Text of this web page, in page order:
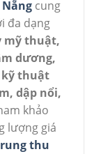
cung
đa dạng
mỹ thuật,
dương,
kỹ thuật
dập nổi,
khảo
lượng giá
thu